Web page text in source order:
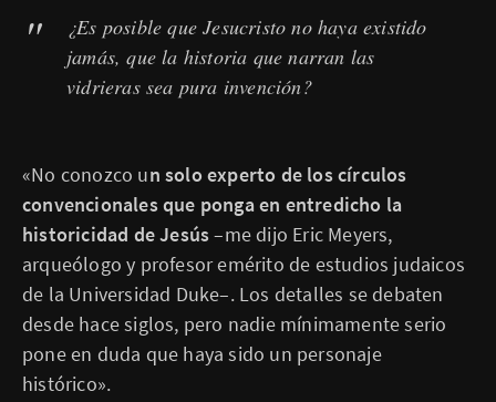
¿Es posible que Jesucristo no haya existido
jamás, que la historia que narran las
vidrieras sea pura invención?
«No conozco un solo experto de los círculos
convencionales que ponga en entredicho la
historicidad de Jesús–me dijo Eric Meyers,
arqueólogo y profesor emérito de estudios judaicos
de la Universidad Duke–. Los detalles se debaten
desde hace siglos, pero nadie mínimamente serio
pone en duda que haya sido un personaje
histórico».